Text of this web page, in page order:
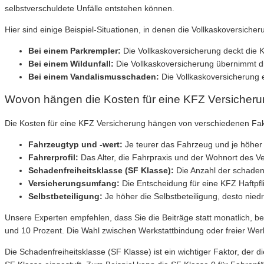
selbstverschuldete Unfälle entstehen können.
Hier sind einige Beispiel-Situationen, in denen die
Bei einem Parkrempler: Die Vollkaskoversicherung deckt die
Bei einem Wildunfall: Die Vollkaskoversicherung übernimmt
Bei einem Vandalismusschaden: Die
Wovon hängen die Kosten für eine KFZ
Die Kosten für eine KFZ Versicherung hängen von verschiedenen
Fahrzeugtyp und -wert: Je teurer das Fahrzeug und je
Fahrerprofil: Das Alter, die Fahrpraxis und der Wohnort des
Schadenfreiheitsklasse (SF Klasse): Die Anzahl der
Versicherungsumfang: Die Entscheidung für eine KFZ
Selbstbeteiligung: Je höher die Selbstbeteiligung, desto
Unsere Experten empfehlen, dass Sie die Beiträge statt monatlich,
und 10 Prozent. Die Wahl zwischen Werkstattbindung oder freier
Die Schadenfreiheitsklasse (SF Klasse) ist ein wichtiger Faktor, der